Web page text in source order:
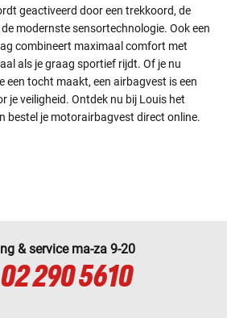
geactiveerd door een trekkoord, de
modernste sensortechnologie. Ook een
combineert maximaal comfort met
als je graag sportief rijdt. Of je nu
een tocht maakt, een airbagvest is een
je veiligheid. Ontdek nu bij Louis het
bestel je motorairbagvest direct online.
& service ma-za 9-20
02 290 5610